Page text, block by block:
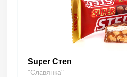
Super Степ
"Славянка"